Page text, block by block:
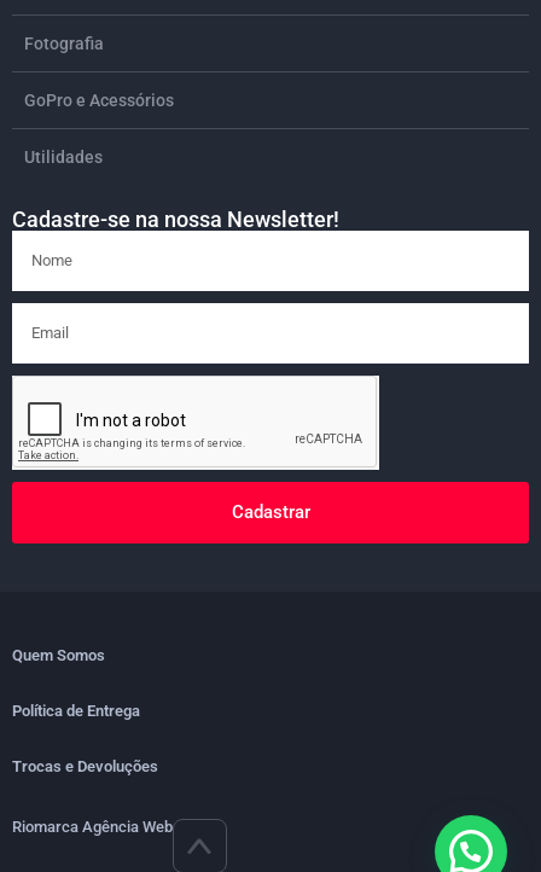
Fotografia
GoPro e Acessórios
Utilidades
Cadastre-se na nossa Newsletter!
Cadastrar
Riomarca Agência Web
>
Quem Somos
Política de Entrega
Trocas e Devoluções